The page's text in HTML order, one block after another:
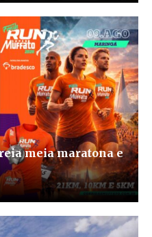
meia maratona e